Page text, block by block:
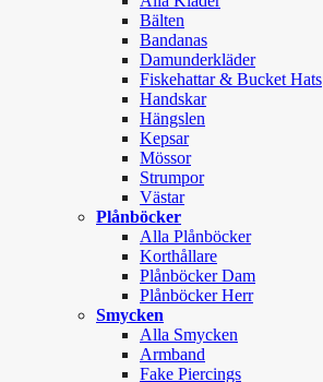
Bälten
Bandanas
Damunderkläder
Fiskehattar & Bucket Hats
Handskar
Hängslen
Kepsar
Mössor
Strumpor
Västar
Plånböcker
Alla Plånböcker
Korthållare
Plånböcker Dam
Plånböcker Herr
Smycken
Alla Smycken
Armband
Fake Piercings